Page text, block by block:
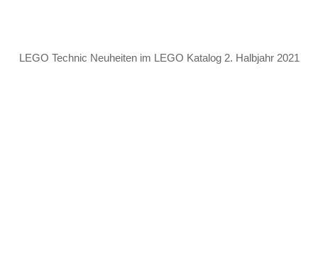
LEGO Technic Neuheiten im LEGO Katalog 2. Halbjahr 2021